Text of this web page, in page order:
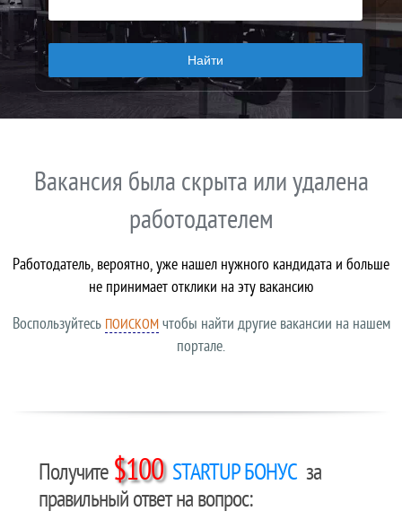
Вакансия была скрыта или удалена
работодателем
Работодатель, вероятно, уже нашел нужного кандидата и больше
не принимает отклики на эту вакансию
Воспользуйтесь ПОИСКОМчтобы найти другие вакансии на нашем
портале.
Получите $100 STARTUP БОНУС за
правильный ответ на вопрос: